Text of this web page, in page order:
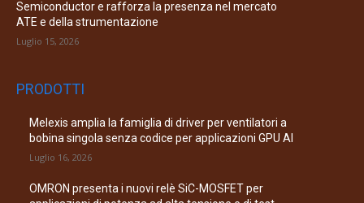
Semiconductor e rafforza la presenza nel mercato
ATE e della strumentazione
Luglio 15, 2026
PRODOTTI
Melexis amplia la famiglia di driver per ventilatori a
bobina singola senza codice per applicazioni GPU AI
Luglio 16, 2026
OMRON presenta i nuovi relè SiC-MOSFET per